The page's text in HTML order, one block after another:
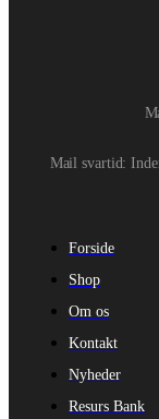
Mail svartid:
Forside
Shop
Om os
Kontakt
Nyheder
Resurs Bank